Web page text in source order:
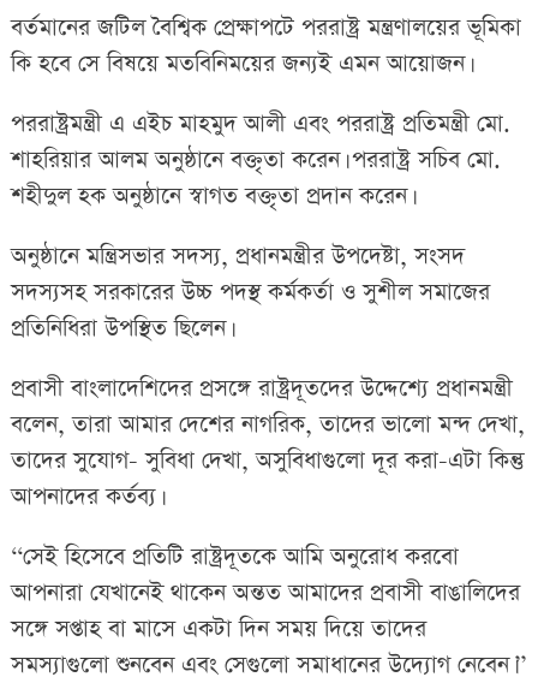
বর্তমানের জটিল বৈশ্বিক প্রেক্ষাপটে পররাষ্ট্র মন্ত্রণালয়ের ভূমিকা
কি হবে সে বিষয়ে মতবিনিময়ের জন্যই এমন আয়োজন।
পররাষ্ট্রমন্ত্রী এ এইচ মাহমুদ আলী এবং পররাষ্ট্র প্রতিমন্ত্রী মো.
শাহরিয়ার আলম অনুষ্ঠানে বক্তৃতা করেন। পররাষ্ট্র সচিব মো.
শহীদুল হক অনুষ্ঠানে স্বাগত বক্তৃতা প্রদান করেন।
অনুষ্ঠানে মন্ত্রিসভার সদস্য, প্রধানমন্ত্রীর উপদেষ্টা, সংসদ
সদস্যসহ সরকারের উচ্চ পদস্থ কর্মকর্তা ও সুশীল সমাজের
প্রতিনিধিরা উপস্থিত ছিলেন।
প্রবাসী বাংলাদেশিদের প্রসঙ্গে রাষ্ট্রদূতদের উদ্দেশ্যে প্রধানমন্ত্রী
বলেন, তারা আমার দেশের নাগরিক, তাদের ভালো মন্দ দেখা,
তাদের সুযোগ- সুবিধা দেখা, অসুবিধাগুলো দূর করা-এটা কিন্তু
আপনাদের কর্তব্য।
‘‘সেই হিসেবে প্রতিটি রাষ্ট্রদূতকে আমি অনুরোধ করবো
আপনারা যেখানেই থাকেন অন্তত আমাদের প্রবাসী বাঙালিদের
সঙ্গে সপ্তাহ বা মাসে একটা দিন সময় দিয়ে তাদের
সমস্যাগুলো শুনবেন এবং সেগুলো সমাধানের উদ্যোগ নেবেন।’’